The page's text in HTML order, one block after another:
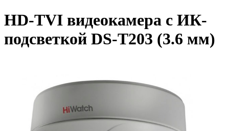
HD-TVI видеокамера с ИК-
подсветкой DS-T203 (3.6 мм)